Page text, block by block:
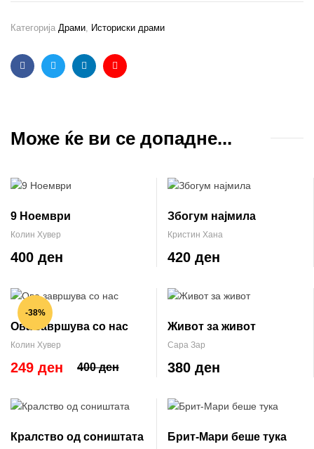
Категорија Драми Историски драми
FacebookTwitterLinkedinEmail
Може ќе ви се допадне...
9 Ноември
Колин Хувер
400 ден
Збогум најмила
Кристин Хана
420 ден
-38%
Ова завршува со нас
Колин Хувер
400 ден
249 ден
Живот за живот
Сара Зар
380 ден
Кралство од соништата Брит-Мари беше тука